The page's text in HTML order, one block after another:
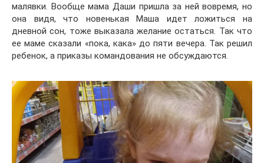
малявки. Вообще мама Даши пришла за ней вовремя, но
она видя, что новенькая Маша идет ложиться на
дневной сон, тоже выказала желание остаться. Так что
ее маме сказали «пока, кака» до пяти вечера. Так решил
ребенок, а приказы командования не обсуждаются.